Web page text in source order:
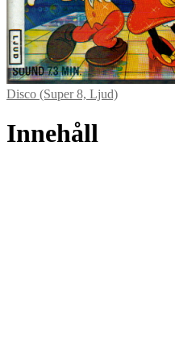
Disco (Super 8, Ljud)
Innehåll